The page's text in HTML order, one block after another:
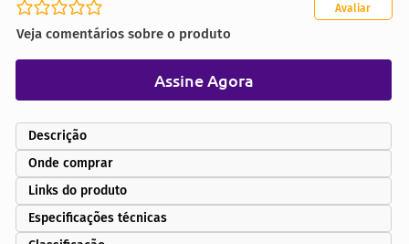
Assine Agora
Ainda sem avaliações
Veja comentários sobre o produto
Avaliar
Descrição
Onde comprar
Links do produto
Especificações técnicas